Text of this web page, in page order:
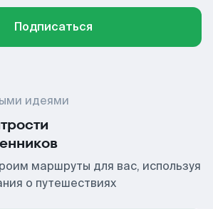
Подписаться
идеями
маршруты для вас, используя
о путешествиях